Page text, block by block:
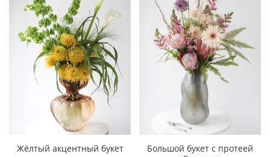
Жёлтый акцентный букет
Большой букет с протеей